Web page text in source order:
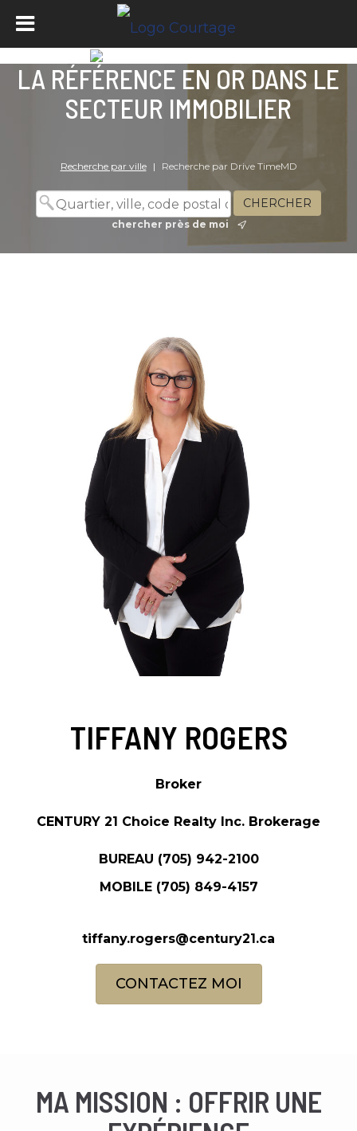
LA RÉFÉRENCE EN OR DANS LE
SECTEUR IMMOBILIER
Recherche par ville | Recherche par Drive TimeMD
chercher près de moi
TIFFANY ROGERS
Broker
CENTURY 21 Choice Realty Inc. Brokerage
BUREAU (705) 942-2100
MOBILE (705) 849-4157
tiffany.rogers@century21.ca
CONTACTEZ MOI
MA MISSION : OFFRIR UNE